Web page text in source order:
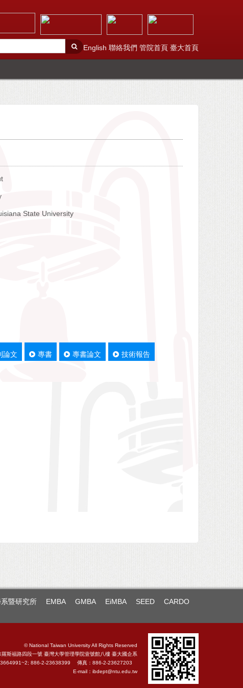
English 聯絡我們 管院首頁 臺大首頁
State University
論文 專書 專書論文 技術報告
暨研究所 EMBA GMBA EiMBA SEED CARDO
© National Taiwan University All Rights Reserved
羅斯福路四段一號 臺灣大學管理學院壹號館八樓 臺大國企系
886-2-23638399 傳真：886-2-23627203
E-mail： ibdept@ntu.edu.tw